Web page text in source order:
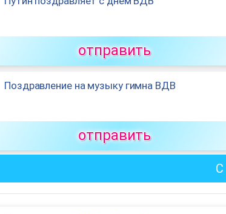
отправить
Поздравление на музыку гимна ВДВ
отправить